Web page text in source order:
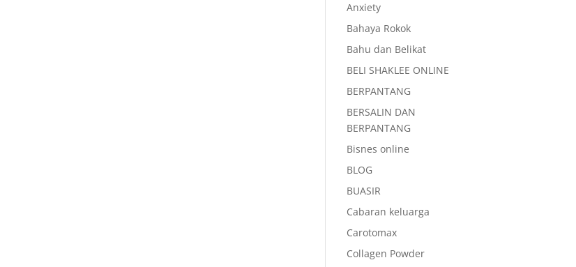
Anxiety
Bahaya Rokok
Bahu dan Belikat
BELI SHAKLEE ONLINE
BERPANTANG
BERSALIN DAN
BERPANTANG
Bisnes online
BLOG
BUASIR
Cabaran keluarga
Carotomax
Collagen Powder